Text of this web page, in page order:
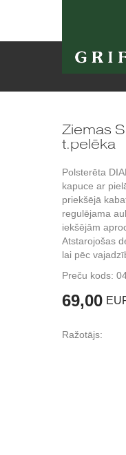
Ziemas
t.pelēka
Polsterēta
kapuce ar
priekšējā
regulējama
iekšējām
Atstarojošas
lai pēc
Preču kods:
69,00
Ražotājs: